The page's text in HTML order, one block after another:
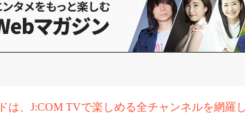
は、J:COM TVで楽しめる全チャンネルを網羅